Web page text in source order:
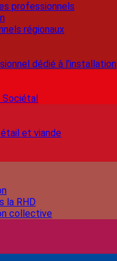
professionnels
régionaux
dédié à l'installation
et viande
la RHD
collective